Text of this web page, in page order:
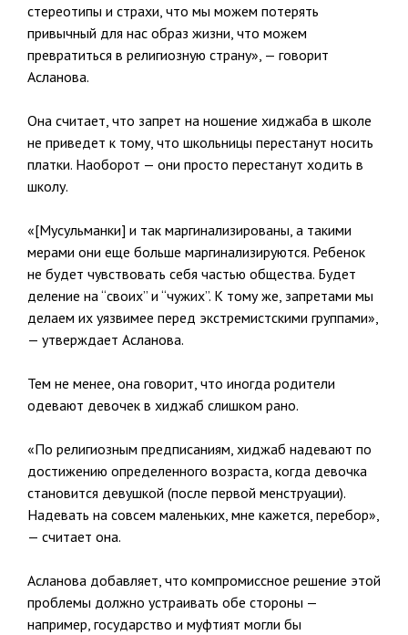
стереотипы и страхи, что мы можем потерять
привычный для нас образ жизни, что можем
превратиться в религиозную страну», — говорит
Асланова.
Она считает, что запрет на ношение хиджаба в школе
не приведет к тому, что школьницы перестанут носить
платки. Наоборот — они просто перестанут ходить в
школу.
«[Мусульманки] и так маргинализированы, а такими
мерами они еще больше маргинализируются. Ребенок
не будет чувствовать себя частью общества. Будет
деление на “своих” и “чужих”. К тому же, запретами мы
делаем их уязвимее перед экстремистскими группами»,
— утверждает Асланова.
Тем не менее, она говорит, что иногда родители
одевают девочек в хиджаб слишком рано.
«По религиозным предписаниям, хиджаб надевают по
достижению определенного возраста, когда девочка
становится девушкой (после первой менструации).
Надевать на совсем маленьких, мне кажется, перебор»,
— считает она.
Асланова добавляет, что компромиссное решение этой
проблемы должно устраивать обе стороны —
например, государство и муфтият могли бы